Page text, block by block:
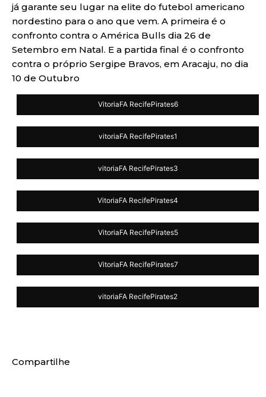
já garante seu lugar na elite do futebol americano
nordestino para o ano que vem. A primeira é o
confronto contra o América Bulls dia 26 de
Setembro em Natal. E a partida final é o confronto
contra o próprio Sergipe Bravos, em Aracaju, no dia
10 de Outubro
VitoriaFA RecifePirates6
VitoriaFA RecifePirates6
vitoriaFA RecifePirates1
vitoriaFA RecifePirates1
vitoriaFA RecifePirates3
vitoriaFA RecifePirates3
VitoriaFA RecifePirates4
VitoriaFA RecifePirates4
VitoriaFA RecifePirates5
VitoriaFA RecifePirates5
VitoriaFA RecifePirates7
VitoriaFA RecifePirates7
vitoriaFA RecifePirates2
vitoriaFA RecifePirates2
Compartilhe